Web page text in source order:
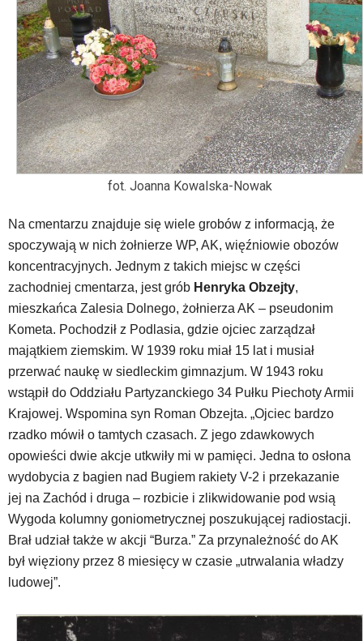
fot. Joanna Kowalska-Nowak
Na cmentarzu znajduje się wiele grobów z informacją, że
spoczywają w nich żołnierze WP, AK, więźniowie obozów
koncentracyjnych. Jednym z takich miejsc w części
zachodniej cmentarza, jest grób Henryka Obzejty,
mieszkańca Zalesia Dolnego, żołnierza AK – pseudonim
Kometa. Pochodził z Podlasia, gdzie ojciec zarządzał
majątkiem ziemskim. W 1939 roku miał 15 lat i musiał
przerwać naukę w siedleckim gimnazjum. W 1943 roku
wstąpił do Oddziału Partyzanckiego 34 Pułku Piechoty Armii
Krajowej. Wspomina syn Roman Obzejta. „Ojciec bardzo
rzadko mówił o tamtych czasach. Z jego zdawkowych
opowieści dwie akcje utkwiły mi w pamięci. Jedna to osłona
wydobycia z bagien nad Bugiem rakiety V-2 i przekazanie
jej na Zachód i druga – rozbicie i zlikwidowanie pod wsią
Wygoda kolumny goniometrycznej poszukującej radiostacji.
Brał udział także w akcji “Burza.” Za przynależność do AK
był więziony przez 8 miesięcy w czasie „utrwalania władzy
ludowej”.